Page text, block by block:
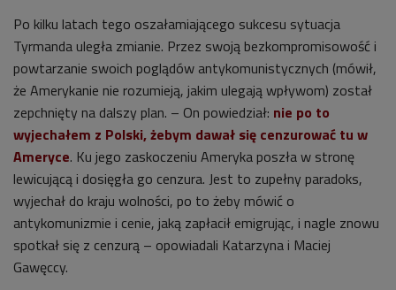
Po kilku latach tego oszałamiającego sukcesu sytuacja
Tyrmanda uległa zmianie. Przez swoją bezkompromisowość i
powtarzanie swoich poglądów antykomunistycznych (mówił,
że Amerykanie nie rozumieją, jakim ulegają wpływom) został
zepchnięty na dalszy plan. – On powiedział: nie po to
wyjechałem z Polski, żebym dawał się cenzurować tu w
Ameryce. Ku jego zaskoczeniu Ameryka poszła w stronę
lewicującą i dosięgła go cenzura. Jest to zupełny paradoks,
wyjechał do kraju wolności, po to żeby mówić o
antykomunizmie i cenie, jaką zapłacił emigrując, i nagle znowu
spotkał się z cenzurą – opowiadali Katarzyna i Maciej
Gawęccy.